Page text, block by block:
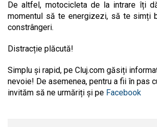
De altfel, motocicleta de la intrare îți
momentul să te energizezi, să te simți
constrângeri.
Distracție plăcută!
Simplu și rapid, pe Cluj.com găsiți
nevoie! De asemenea, pentru a fii în pas
invităm să ne urmăriți și pe Facebook